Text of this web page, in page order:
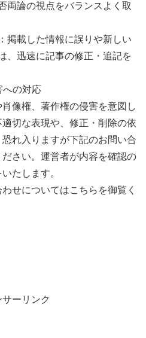
両論の視点をバランスよく取
：掲載した情報に誤りや新しい
、迅速に記事の修正・追記を
への対応
像権、著作権の侵害を意図し
切な表現や、修正・削除の依
れ入りますが下記のお問い合
さい。運営者が内容を確認の
たします。
せについてはこちらを御覧く
サーリンク